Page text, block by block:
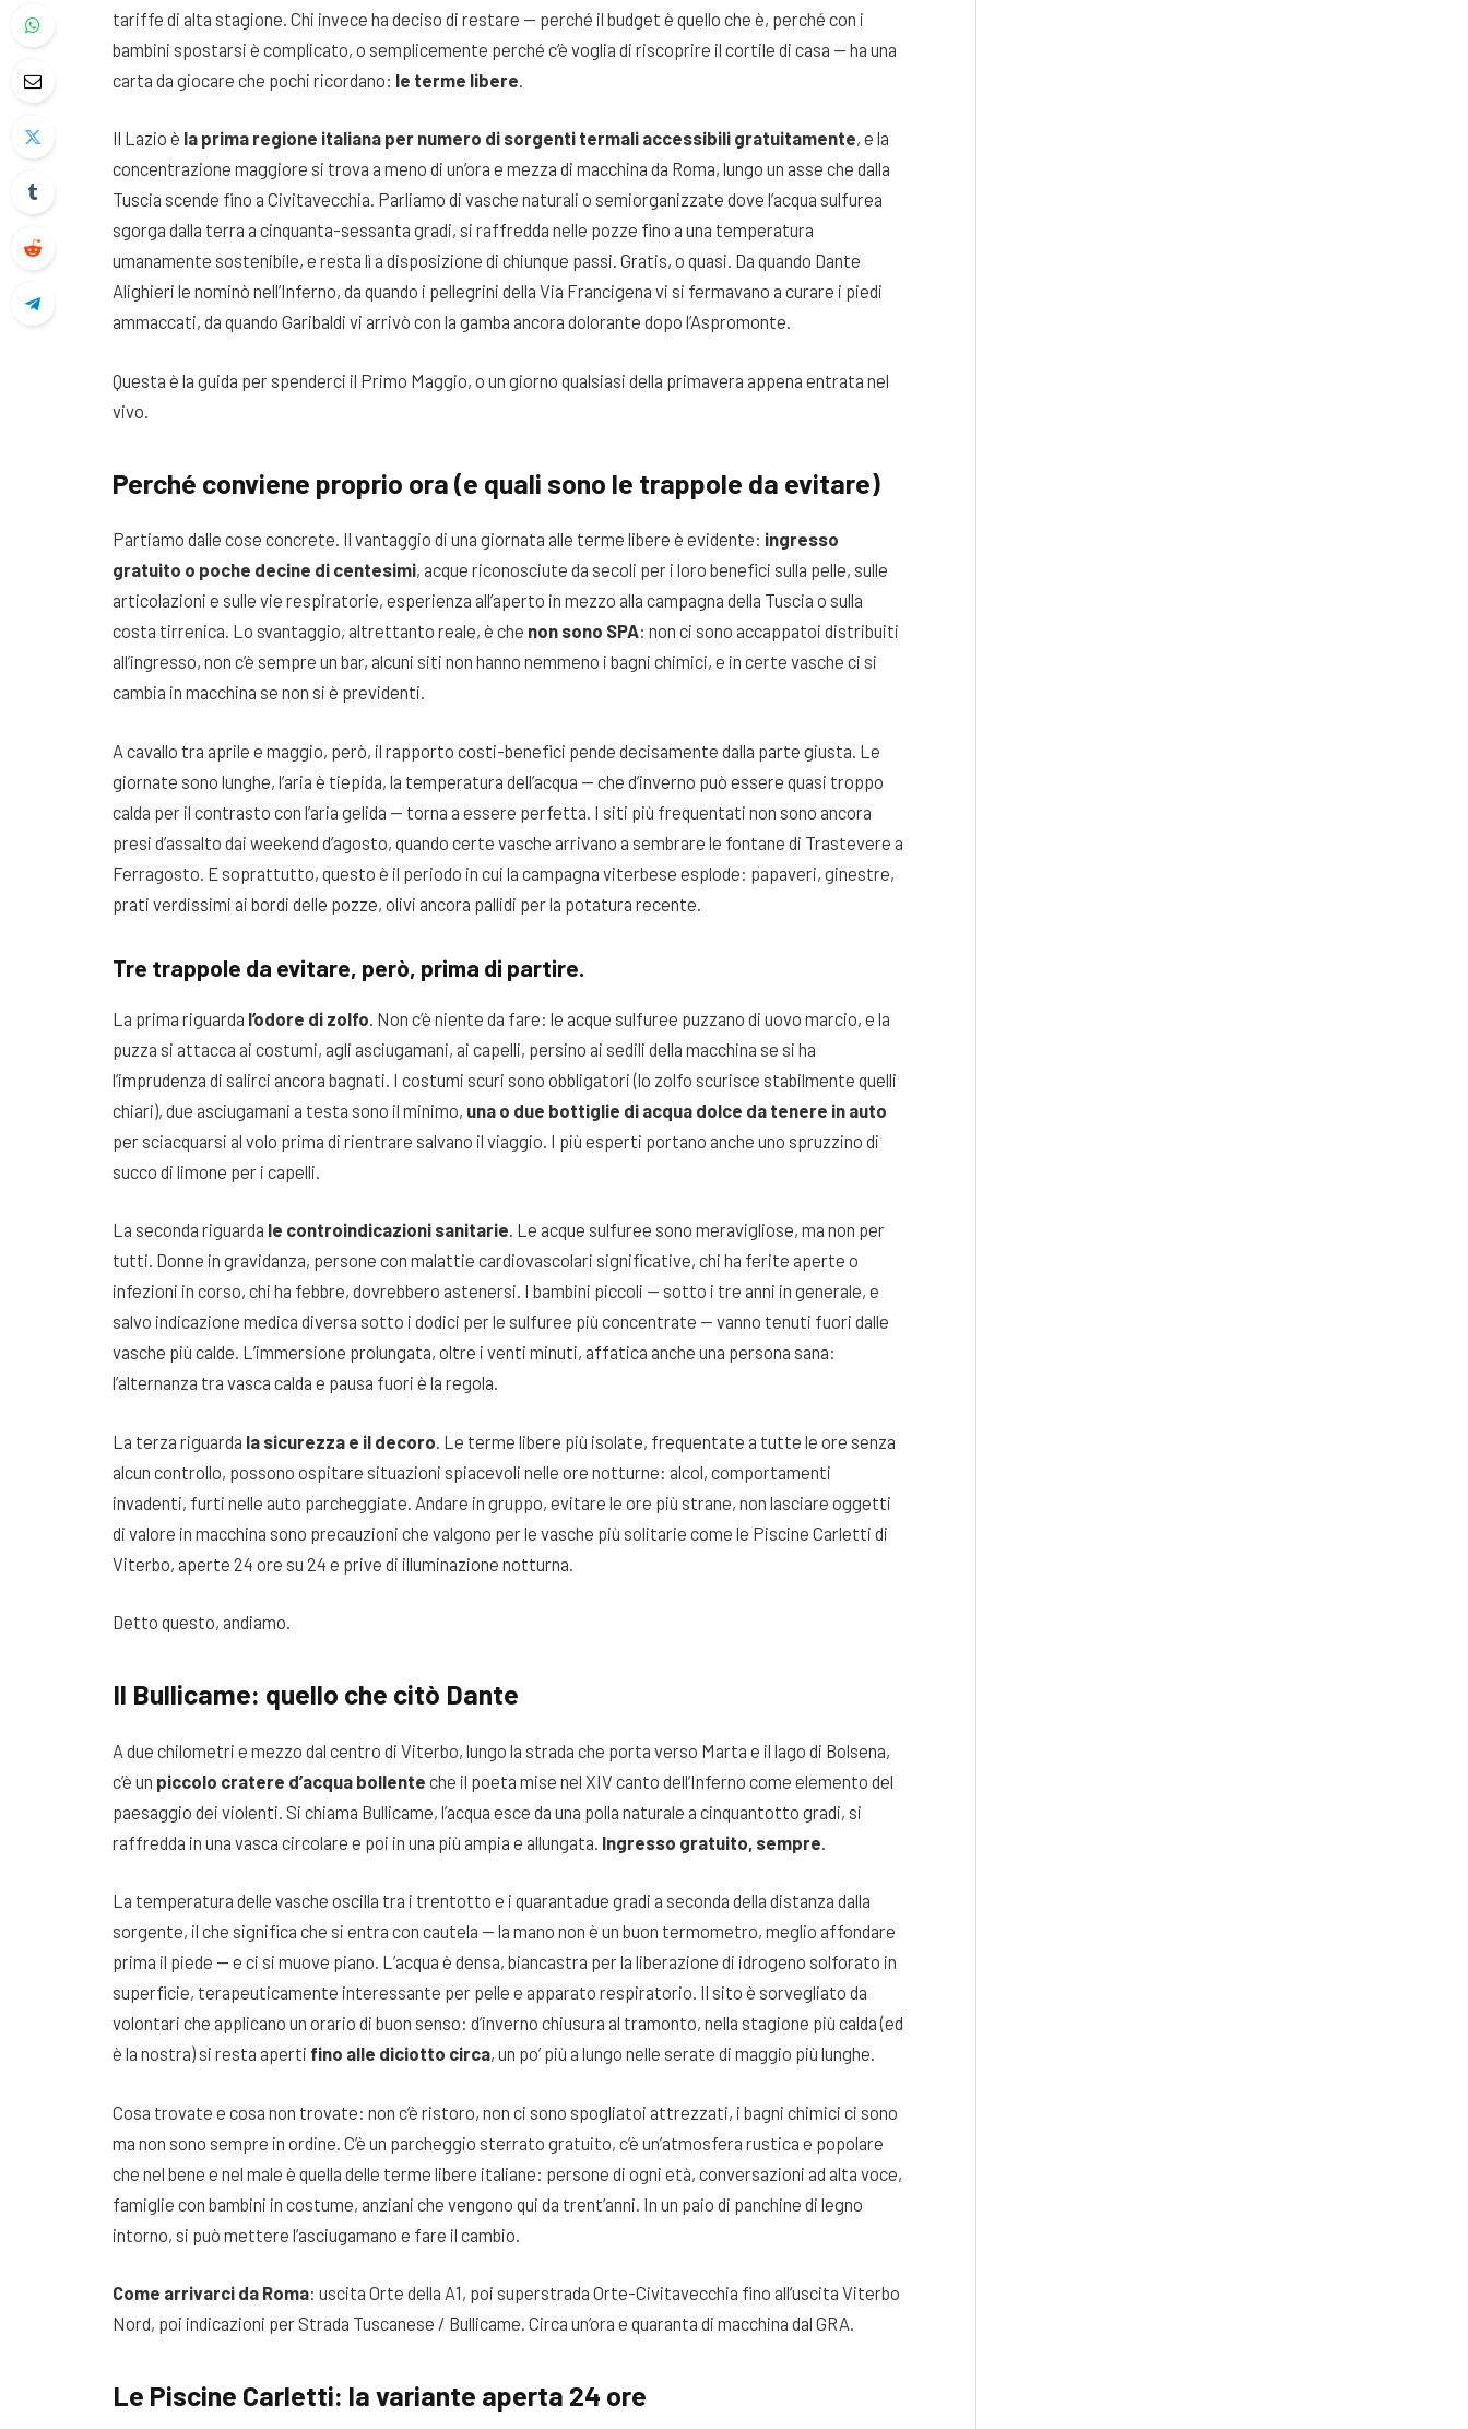
tariffe di alta stagione. Chi invece ha deciso di restare — perché il budget è quello che è, perché con i
bambini spostarsi è complicato, o semplicemente perché c’è voglia di riscoprire il cortile di casa — ha una
carta da giocare che pochi ricordano: le terme libere
Il Lazio è la prima regione italiana per numero di sorgenti termali accessibili gratuitamente, e la
concentrazione maggiore si trova a meno di un’ora e mezza di macchina da Roma, lungo un asse che dalla
Tuscia scende fino a Civitavecchia. Parliamo di vasche naturali o semiorganizzate dove l’acqua sulfurea
sgorga dalla terra a cinquanta-sessanta gradi, si raffredda nelle pozze fino a una temperatura
umanamente sostenibile, e resta lì a disposizione di chiunque passi. Gratis, o quasi. Da quando Dante
Alighieri le nominò nell’Inferno, da quando i pellegrini della Via Francigena vi si fermavano a curare i piedi
ammaccati, da quando Garibaldi vi arrivò con la gamba ancora dolorante dopo l’Aspromonte.
Questa è la guida per spenderci il Primo Maggio, o un giorno qualsiasi della primavera appena entrata nel
vivo.
Perché conviene proprio ora (e quali sono le trappole da evitare)
Partiamo dalle cose concrete. Il vantaggio di una giornata alle terme libere è evidente: ingresso
gratuito o poche decine di centesimi, acque riconosciute da secoli per i loro benefici sulla pelle, sulle
articolazioni e sulle vie respiratorie, esperienza all’aperto in mezzo alla campagna della Tuscia o sulla
costa tirrenica. Lo svantaggio, altrettanto reale, è che non sono SPA: non ci sono accappatoi distribuiti
all’ingresso, non c’è sempre un bar, alcuni siti non hanno nemmeno i bagni chimici, e in certe vasche ci si
cambia in macchina se non si è previdenti.
A cavallo tra aprile e maggio, però, il rapporto costi-benefici pende decisamente dalla parte giusta. Le
giornate sono lunghe, l’aria è tiepida, la temperatura dell’acqua — che d’inverno può essere quasi troppo
calda per il contrasto con l’aria gelida — torna a essere perfetta. I siti più frequentati non sono ancora
presi d’assalto dai weekend d’agosto, quando certe vasche arrivano a sembrare le fontane di Trastevere a
Ferragosto. E soprattutto, questo è il periodo in cui la campagna viterbese esplode: papaveri, ginestre,
prati verdissimi ai bordi delle pozze, olivi ancora pallidi per la potatura recente.
Tre trappole da evitare, però, prima di partire.
La prima riguarda l’odore di zolfo . Non c’è niente da fare: le acque sulfuree puzzano di uovo marcio, e la
puzza si attacca ai costumi, agli asciugamani, ai capelli, persino ai sedili della macchina se si ha
l’imprudenza di salirci ancora bagnati. I costumi scuri sono obbligatori (lo zolfo scurisce stabilmente quelli
chiari), due asciugamani a testa sono il minimo, una o due bottiglie di acqua dolce da tenere in auto
per sciacquarsi al volo prima di rientrare salvano il viaggio. I più esperti portano anche uno spruzzino di
succo di limone per i capelli.
La seconda riguarda le controindicazioni sanitarie. Le acque sulfuree sono meravigliose, ma non per
tutti. Donne in gravidanza, persone con malattie cardiovascolari significative, chi ha ferite aperte o
infezioni in corso, chi ha febbre, dovrebbero astenersi. I bambini piccoli — sotto i tre anni in generale, e
salvo indicazione medica diversa sotto i dodici per le sulfuree più concentrate — vanno tenuti fuori dalle
vasche più calde. L’immersione prolungata, oltre i venti minuti, affatica anche una persona sana:
l’alternanza tra vasca calda e pausa fuori è la regola.
La terza riguarda la sicurezza e il decoro . Le terme libere più isolate, frequentate a tutte le ore senza
alcun controllo, possono ospitare situazioni spiacevoli nelle ore notturne: alcol, comportamenti
invadenti, furti nelle auto parcheggiate. Andare in gruppo, evitare le ore più strane, non lasciare oggetti
di valore in macchina sono precauzioni che valgono per le vasche più solitarie come le Piscine Carletti di
Viterbo, aperte 24 ore su 24 e prive di illuminazione notturna.
Detto questo, andiamo.
Il Bullicame: quello che citò Dante
A due chilometri e mezzo dal centro di Viterbo, lungo la strada che porta verso Marta e il lago di Bolsena,
c’è un piccolo cratere d’acqua bollente che il poeta mise nel XIV canto dell’Inferno come elemento del
paesaggio dei violenti. Si chiama Bullicame, l’acqua esce da una polla naturale a cinquantotto gradi, si
raffredda in una vasca circolare e poi in una più ampia e allungata. Ingresso gratuito, sempre
La temperatura delle vasche oscilla tra i trentotto e i quarantadue gradi a seconda della distanza dalla
sorgente, il che significa che si entra con cautela — la mano non è un buon termometro, meglio affondare
prima il piede — e ci si muove piano. L’acqua è densa, biancastra per la liberazione di idrogeno solforato in
superficie, terapeuticamente interessante per pelle e apparato respiratorio. Il sito è sorvegliato da
volontari che applicano un orario di buon senso: d’inverno chiusura al tramonto, nella stagione più calda (ed
è la nostra) si resta aperti fino alle diciotto circa, un po’ più a lungo nelle serate di maggio più lunghe.
Cosa trovate e cosa non trovate: non c’è ristoro, non ci sono spogliatoi attrezzati, i bagni chimici ci sono
ma non sono sempre in ordine. C’è un parcheggio sterrato gratuito, c’è un’atmosfera rustica e popolare
che nel bene e nel male è quella delle terme libere italiane: persone di ogni età, conversazioni ad alta voce,
famiglie con bambini in costume, anziani che vengono qui da trent’anni. In un paio di panchine di legno
intorno, si può mettere l’asciugamano e fare il cambio.
Come arrivarci da Roma: uscita Orte della A1, poi superstrada Orte-Civitavecchia fino all’uscita Viterbo
Nord, poi indicazioni per Strada Tuscanese / Bullicame. Circa un’ora e quaranta di macchina dal GRA.
Le Piscine Carletti: la variante aperta 24 ore